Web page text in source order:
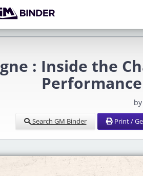
: Inside the
Search GM Binder Print /